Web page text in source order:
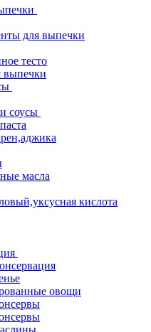
для выпечки
тесто
выпечки
соусы
масла
кислота
овощи